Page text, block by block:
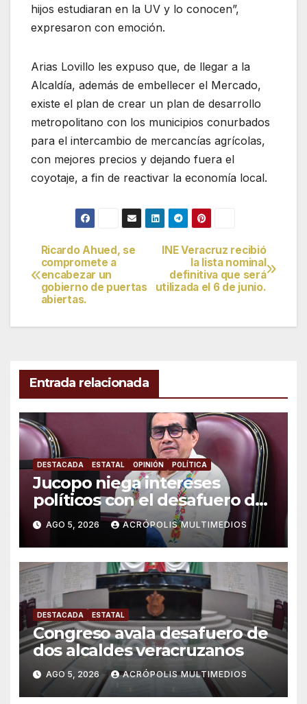
hijos estudiaran en la UV y lo conocen”,
expresaron con emoción.
Arias Lovillo les expuso que, de llegar a la
Alcaldía, además de embellecer el Mercado,
existe el plan de crear un plan de desarrollo
metropolitano con los municipios conurbados
para el intercambio de mercancías agrícolas,
con mejores precios y dejando fuera el
coyotaje, a fin de reactivar la economía local.
Navegación
de
INE Veracruz recibió
la lista nominal
definitiva que será
utilizada el 6 de junio.
Ricardo Ahued, se
compromete a
encabezar un
gobierno de puertas
abiertas.
Entrada relacionada
DESTACADA ESTATAL OPINIÓN POLÍTICA
Jucopo niega intereses
políticos con el desafuero de
alcaldes
AGO 5, 2026 ACRÓPOLIS MULTIMEDIOS
DESTACADA ESTATAL
Congreso avala desafuero de
dos alcaldes veracruzanos
AGO 5, 2026 ACRÓPOLIS MULTIMEDIOS